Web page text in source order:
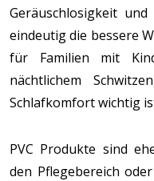
Geräuschlosigkeit
eindeutig die bessere
für Familien mit
nächtlichem
Schlafkomfort wichtig
PVC Produkte sind
den Pflegebereich